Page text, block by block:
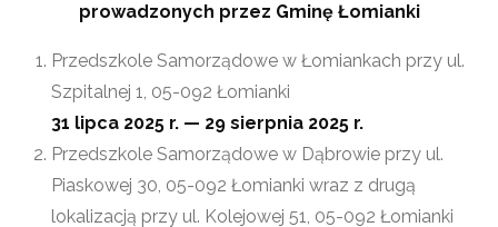
prowadzonych przez Gminę Łomianki
Przedszkole Samorządowe w Łomiankach przy ul.
Szpitalnej 1, 05-092 Łomianki
31 lipca 2025 r. — 29 sierpnia 2025 r.
Przedszkole Samorządowe w Dąbrowie przy ul.
Piaskowej 30, 05-092 Łomianki wraz z drugą
lokalizacją przy ul. Kolejowej 51, 05-092 Łomianki